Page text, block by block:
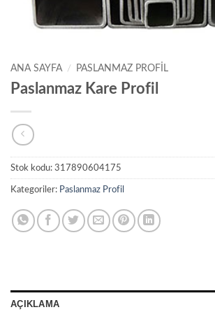
ANA SAYFA / PASLANMAZ PROFIL
Paslanmaz Kare Profil
Stok kodu: 317890604175
Kategoriler: Paslanmaz Profil
AÇIKLAMA